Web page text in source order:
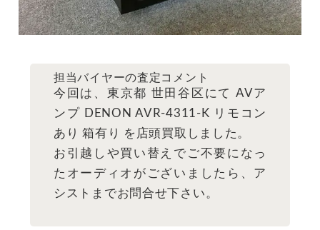
担当バイヤーの査定コメント
今回は、東京都 世田谷区にて AVア
ンプ DENON AVR-4311-K リモコン
あり 箱有り を店頭買取しました。
お引越しや買い替えでご不要になっ
たオーディオがございましたら、ア
シストまでお問合せ下さい。